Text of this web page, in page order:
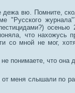
дежа вю. Помните,
"Русского
осенью
что нахожусь
со мной не мог,
понимаете, что она
меня слышали по